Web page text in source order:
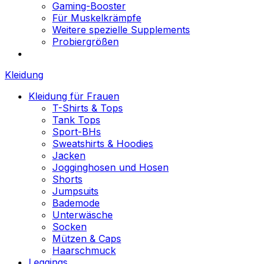
Gaming-Booster
Für Muskelkrämpfe
Weitere spezielle Supplements
Probiergrößen
Kleidung
Kleidung für Frauen
T-Shirts & Tops
Tank Tops
Sport-BHs
Sweatshirts & Hoodies
Jacken
Jogginghosen und Hosen
Shorts
Jumpsuits
Bademode
Unterwäsche
Socken
Mützen & Caps
Haarschmuck